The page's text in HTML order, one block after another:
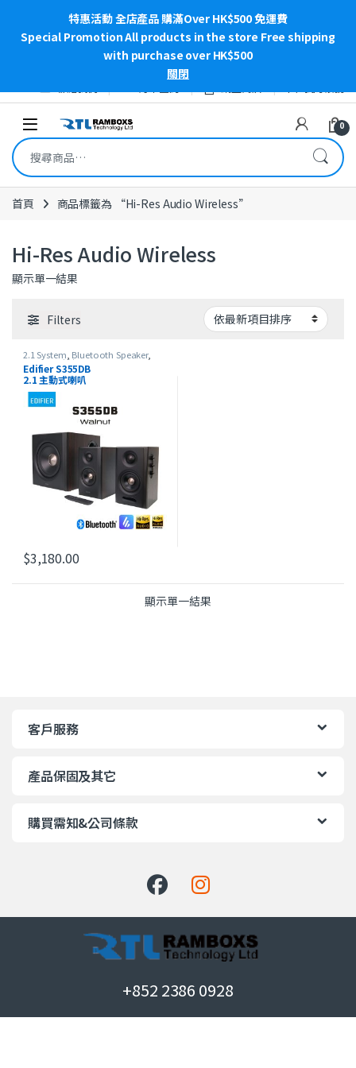
特惠活動 全店產品 購滿Over HK$500 免運費
Special Promotion All products in the store Free shipping
with purchase over HK$500
關閉
Open 0
搜尋關鍵字:
首頁 商品標籤為 “Hi-Res Audio Wireless”
Hi-Res Audio Wireless
顯示單一結果
Filters
2.1 System Bluetooth Speaker,
Edifier 最新產品
Edifier S355DB
2.1 主動式喇叭
$3,180.00
顯示單一結果
客戶服務
產品保固及其它
購買需知&公司條款
+852 2386 0928